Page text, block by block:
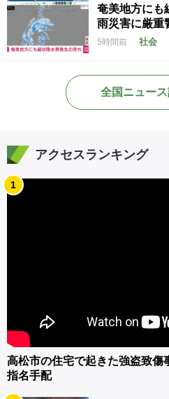
奄美地方に
雨災害に厳
5時間前 社会
全国ニュー
アクセスランキング
1
高松市の住宅で起きた強盗致
指名手配